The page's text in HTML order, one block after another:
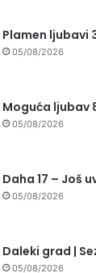
Plamen ljubavi
05/08/2026
Moguća ljubav
05/08/2026
Daha 17 – Još
05/08/2026
Daleki grad |
05/08/2026